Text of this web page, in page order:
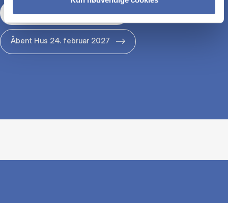
Åbent Hus 29. januar 2027
Åbent Hus 24. februar 2027